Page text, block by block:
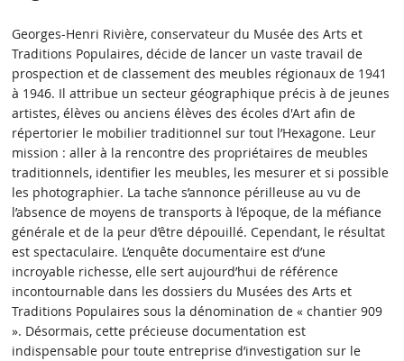
Georges-Henri Rivière, conservateur du Musée des Arts et
Traditions Populaires, décide de lancer un vaste travail de
prospection et de classement des meubles régionaux de 1941
à 1946. Il attribue un secteur géographique précis à de jeunes
artistes, élèves ou anciens élèves des écoles d'Art afin de
répertorier le mobilier traditionnel sur tout l’Hexagone. Leur
mission : aller à la rencontre des propriétaires de meubles
traditionnels, identifier les meubles, les mesurer et si possible
les photographier. La tache s’annonce périlleuse au vu de
l’absence de moyens de transports à l’époque, de la méfiance
générale et de la peur d’être dépouillé. Cependant, le résultat
est spectaculaire. L’enquête documentaire est d’une
incroyable richesse, elle sert aujourd’hui de référence
incontournable dans les dossiers du Musées des Arts et
Traditions Populaires sous la dénomination de « chantier 909
». Désormais, cette précieuse documentation est
indispensable pour toute entreprise d’investigation sur le